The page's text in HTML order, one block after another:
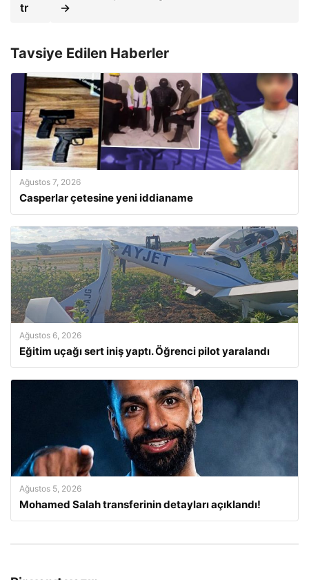
tr
→
Tavsiye Edilen Haberler
Ağustos 7, 2026
Casperlar çetesine yeni iddianame
Ağustos 6, 2026
Eğitim uçağı sert iniş yaptı. Öğrenci pilot yaralandı
Ağustos 5, 2026
Mohamed Salah transferinin detayları açıklandı!